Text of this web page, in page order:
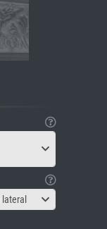
lateral